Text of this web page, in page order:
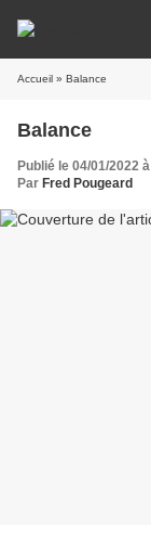
Accueil » Balance
Balance
Publié le 04/01/2022
Par Fred Pougeard